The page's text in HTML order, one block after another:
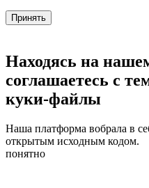
Принять
Находясь на
соглашаетесь с
куки-файлы
Наша платформа вобрала в
открытым исходным кодом.
понятно